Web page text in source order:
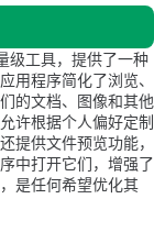
级工具，提供了一种
用程序简化了浏览、
的文档、图像和其他
许根据个人偏好定制
提供文件预览功能，
中打开它们，增强了
是任何希望优化其